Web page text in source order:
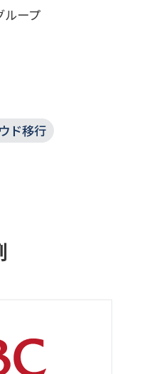
ループ
ド移行